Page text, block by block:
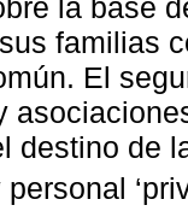
familias
El
destino de